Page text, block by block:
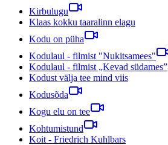
Kirbulugu
Klaas kokku taaralinn elagu
Kodu on püha
Kodulaul - filmist "Nukitsamees"
Kodulaul - filmist „Kevad südames”
Kodust välja tee mind viis
Kodusõda
Kogu elu on tee
Kohtumistund
Koit - Friedrich Kuhlbars